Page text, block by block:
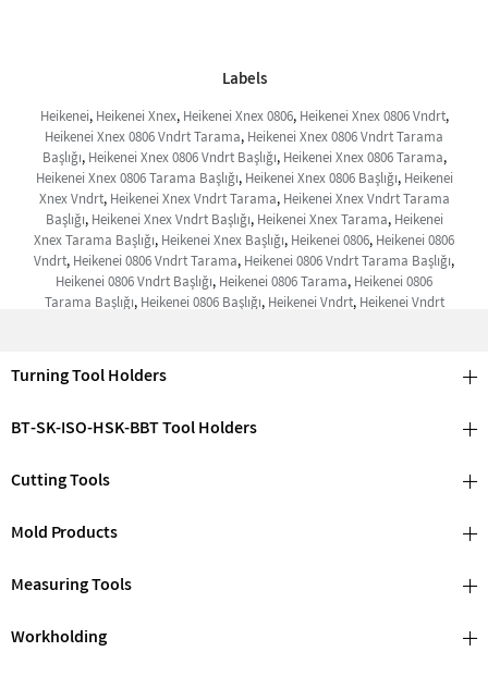
Labels
Heikenei, Heikenei Xnex, Heikenei Xnex 0806, Heikenei Xnex 0806 Vndrt,
Heikenei Xnex 0806 Vndrt Tarama, Heikenei Xnex 0806 Vndrt Tarama
Başlığı, Heikenei Xnex 0806 Vndrt Başlığı, Heikenei Xnex 0806 Tarama,
Heikenei Xnex 0806 Tarama Başlığı, Heikenei Xnex 0806 Başlığı, Heikenei
Xnex Vndrt, Heikenei Xnex Vndrt Tarama, Heikenei Xnex Vndrt Tarama
Başlığı, Heikenei Xnex Vndrt Başlığı, Heikenei Xnex Tarama, Heikenei
Xnex Tarama Başlığı, Heikenei Xnex Başlığı, Heikenei 0806, Heikenei 0806
Vndrt, Heikenei 0806 Vndrt Tarama, Heikenei 0806 Vndrt Tarama Başlığı,
Heikenei 0806 Vndrt Başlığı, Heikenei 0806 Tarama, Heikenei 0806
Tarama Başlığı, Heikenei 0806 Başlığı, Heikenei Vndrt, Heikenei Vndrt
Xnex 0806 Vndrt ,
Başlığı, Xnex 0806 Vndrt Başlığı
Tarama Başlığı,Xnex Vndrt Başlığı,Xnex Tarama
Turning Tool Holders
BT-SK-ISO-HSK-BBT Tool Holders
Cutting Tools
Mold Products
Measuring Tools
Workholding